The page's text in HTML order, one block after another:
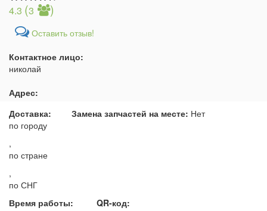
4.3 (3 )
Оставить отзыв!
Контактное лицо:
николай
Адрес:
Доставка:
по городу
,
по стране
,
по СНГ
Замена запчастей на месте: Нет
Время работы:
QR-код: